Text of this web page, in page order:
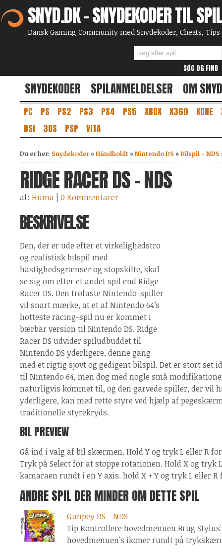
SNYD.DK - SNYDEKODER TIL SPIL
Dansk Gaming Community med Snydekoder, Cheats,
SNYDEKODER SPILANMELDELSER OM SNYD
PC PS PS2 PS3 PS4 PS5 XBOX X360 XONE
DSI
3DS PSP VITA
Du er her: Snydekoder»Håndholdt »Nintendo DS »Bilspil - NDS
RIDGE RACER DS - NDS
af: Huma 0 Kommentarer
BESKRIVELSE
Den, der er ude efter et virkelighedstro
og realistisk bilspil med
hastighedsgrænser og stopskilte, skal
se sig om efter et andet spil end Ridge
Racer DS. Den trofaste Nintendo-spiller
vil snart mærke, at et af Nintendo 64’s
hotteste racing-spil nu er kommet i
bærbar version til Nintendo DS. Ridge
Racer DS udvider spiludbuddet til
Nintendo DS yderligere, denne gang
med et rigtig sjovt og gedigent bilspil. Det er stort set
til Nintendo 64, men dog med nogle små
naturligvis kommet til, og den garvede spiller, der vil
yderligere, kan med rette styre ved hjælp af
traditionelle styrekryds.
BIL PREVIEW
Gå ind i valg af bil skærmen. Hold Y og tryk L eller R
Tryk på Select for at stoppe rotationen. Hold X og tryk
kamaraen rundt i en Y axis. hold X + Y og tryk L eller
ANDRE SPIL DER MINDER OM DETTE SPIL
Gunpey DS - NDS
Tip Kontrollere hovedmenuen Brug
hovedmenuen's ikoner rundt på